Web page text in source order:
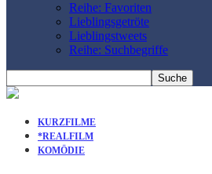
Reihe: Favoriten
Lieblingsgetröte
Lieblingstweets
Reihe: Suchbegriffe
KURZFILME
*REALFILM
KOMÖDIE